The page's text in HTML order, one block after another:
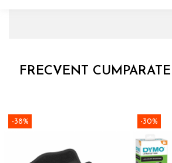
FRECVENT
-38% -30%